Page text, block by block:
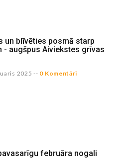
un blīvēties posmā starp
- augšpus Aiviekstes grīvas
2025 -- 0 Komentāri
februāra nogali